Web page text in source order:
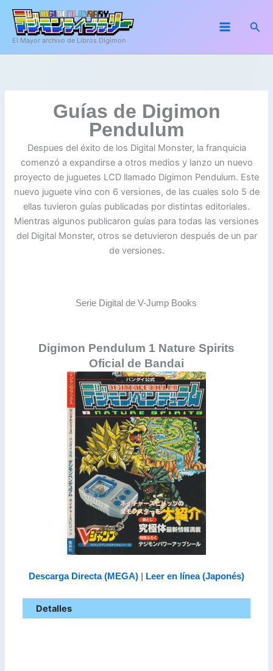
contenido
El Mayor archivo de Libros Digimon
Guías de Digimon
Pendulum
Despues del éxito de los Digital Monster, la franquicia
comenzó a expandirse a otros medios y lanzo un nuevo
proyecto de juguetes LCD llamado Digimon Pendulum. Este
nuevo juguete vino con 6 versiones, de las cuales solo 5 de
ellas tuvieron guías publicadas por distintas editoriales.
Mientras algunos publicaron guías para todas las versiones
del Digital Monster, otros se detuvieron después de un par
de versiones.
Serie Digital de V-Jump Books
Digimon Pendulum 1 Nature Spirits
Oficial de Bandai
Descarga Directa (MEGA)| Leer en línea (Japonés)
Detalles